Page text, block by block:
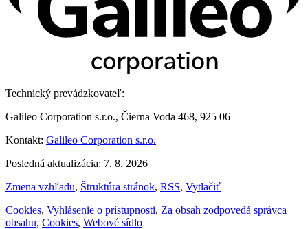
Technický prevádzkovateľ:
Galileo Corporation s.r.o., Čierna Voda 468, 925 06
Kontakt: Galileo Corporation s.r.o.
Posledná aktualizácia: 7. 8. 2026
Zmena vzhľadu, Štruktúra stránok, RSS, Vytlačiť
Cookies, Vyhlásenie o prístupnosti, Za obsah zodpovedá správca
obsahu, Cookies, Webové sídlo